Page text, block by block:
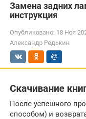
Замена задних
инструкция
Опубликовано: 18 Ноя
Александр Редькин
Скачивание
После успешного
способом) и